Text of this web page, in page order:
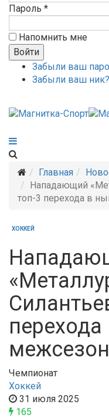
Пароль *
Напомнить мне
Забыли ваш
Забыли ваш ник?
Главная
Нападающий
топ-3 перехода в
ХОККЕЙ
Чемпионат
Хоккей
31 июля 2025
165